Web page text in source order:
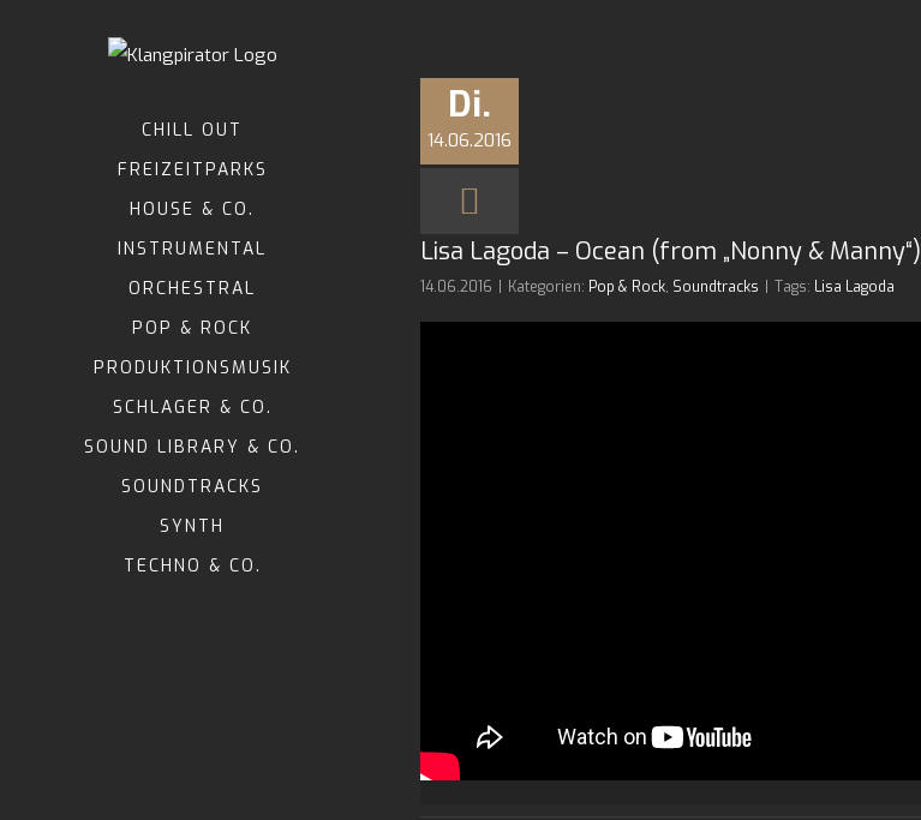
CHILL OUT
FREIZEITPARKS
HOUSE & CO.
INSTRUMENTAL
ORCHESTRAL
POP & ROCK
PRODUKTIONSMUSIK
SCHLAGER & CO.
SOUND LIBRARY & CO.
SOUNDTRACKS
SYNTH
TECHNO & CO.
Di.
14.06.2016
Lisa Lagoda – Ocean (from „Nonny & Manny“)
14.06.2016 Kategorien: Pop & Rock, Soundtracks Tags: Lisa Lagoda